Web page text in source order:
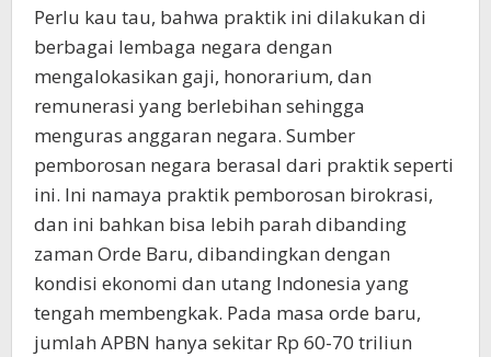
Perlu kau tau, bahwa praktik ini dilakukan di
berbagai lembaga negara dengan
mengalokasikan gaji, honorarium, dan
remunerasi yang berlebihan sehingga
menguras anggaran negara. Sumber
pemborosan negara berasal dari praktik seperti
ini. Ini namaya praktik pemborosan birokrasi,
dan ini bahkan bisa lebih parah dibanding
zaman Orde Baru, dibandingkan dengan
kondisi ekonomi dan utang Indonesia yang
tengah membengkak. Pada masa orde baru,
jumlah APBN hanya sekitar Rp 60-70 triliun